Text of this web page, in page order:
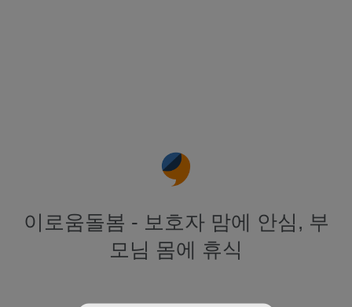
이로움돌봄 - 보호자 맘에 안심, 부
모님 몸에 휴식